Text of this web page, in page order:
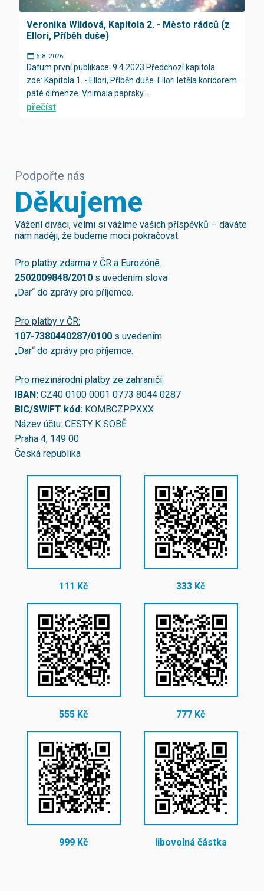
Veronika Wildová, Kapitola 2. - Město rádců (z
Ellori, Příběh duše)
6. 8. 2026
Datum první publikace: 9.4.2023 Předchozí kapitola
zde: Kapitola 1. - Ellori, Příběh duše Ellori letěla koridorem
páté dimenze. Vnímala paprsky...
přečíst
Podpořte nás
Děkujeme
Vážení diváci, velmi si vážíme vašich příspěvků – dáváte
nám naději, že budeme moci pokračovat.
Pro platby zdarma v ČR a Eurozóně:
2502009848/2010 s uvedením slova
„Dar“ do zprávy pro příjemce.
Pro platby v ČR:
107-7380440287/0100 s uvedením
„Dar“ do zprávy pro příjemce.
Pro mezinárodní platby ze zahraničí:
IBAN: CZ40 0100 0001 0773 8044 0287
BIC/SWIFT kód: KOMBCZPPXXX
Název účtu: CESTY K SOBĚ
Praha 4, 149 00
Česká republika
111 Kč 333 Kč
555 Kč 777 Kč
999 Kč libovolná částka